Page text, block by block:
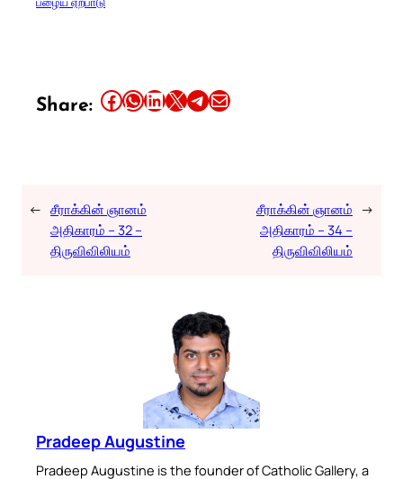
Share: Share this article on Facebook Share this article on WhatsApp Share this article on LinkedIn Share this article on X Share this article on TelegramEmail this Article
← சீராக்கின் ஞானம்
அதிகாரம் – 32 –
திருவிவிலியம்
சீராக்கின் ஞானம்
அதிகாரம் – 34 –
திருவிவிலியம்
→
Pradeep Augustine
Pradeep Augustine is the founder of Catholic Gallery, a